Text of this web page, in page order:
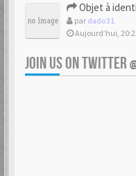
Objet à
par dado31
Aujourd’hui,
JOIN US ON TWITTER